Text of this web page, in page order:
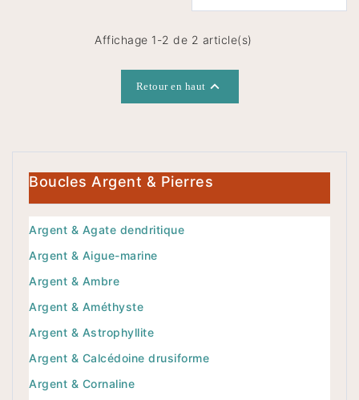
Affichage 1-2 de 2 article(s)
Retour en haut 
Boucles Argent & Pierres
Argent & Agate dendritique
Argent & Aigue-marine
Argent & Ambre
Argent & Améthyste
Argent & Astrophyllite
Argent & Calcédoine drusiforme
Argent & Cornaline